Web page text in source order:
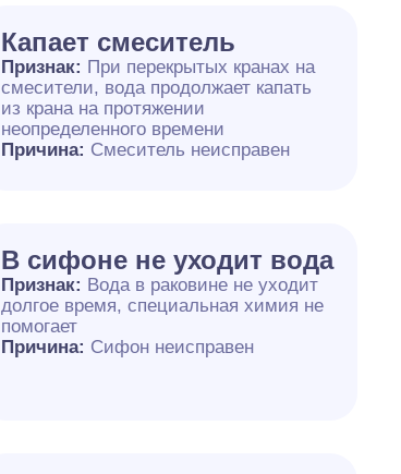
Капает смеситель
Признак: При перекрытых кранах на
смесители, вода продолжает капать
из крана на протяжении
неопределенного времени
Причина: Смеситель неисправен
В сифоне не уходит вода
Признак: Вода в раковине не уходит
долгое время, специальная химия не
помогает
Причина: Сифон неисправен